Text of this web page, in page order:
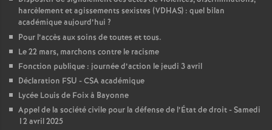
u
harcèlement et agissements sexistes (VDHAS) : quel bilan
académique aujourd’hui ?
Pour l’accès aux soins de toutes et tous.
Le 22 mars, marchons contre le racisme
Fonction publique : journée d’action le jeudi 3 avril
Déclaration FSU - CSA académique
Lycée Louis de Foix à Bayonne
Appel de la société civile pour la défense de l’État de droit - Samedi
12 avril 2025